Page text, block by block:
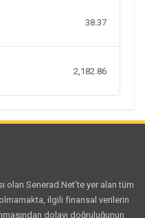
38.37
2,182.86
olan Senerad.Net’te yer alan tüm
ilgili finansal verilerin
dolayı doğruluğunun